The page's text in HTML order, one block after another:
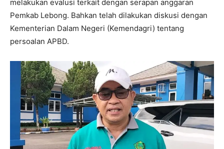
melakukan evalusi terkait dengan serapan anggaran
Pemkab Lebong. Bahkan telah dilakukan diskusi dengan
Kementerian Dalam Negeri (Kemendagri) tentang
persoalan APBD.